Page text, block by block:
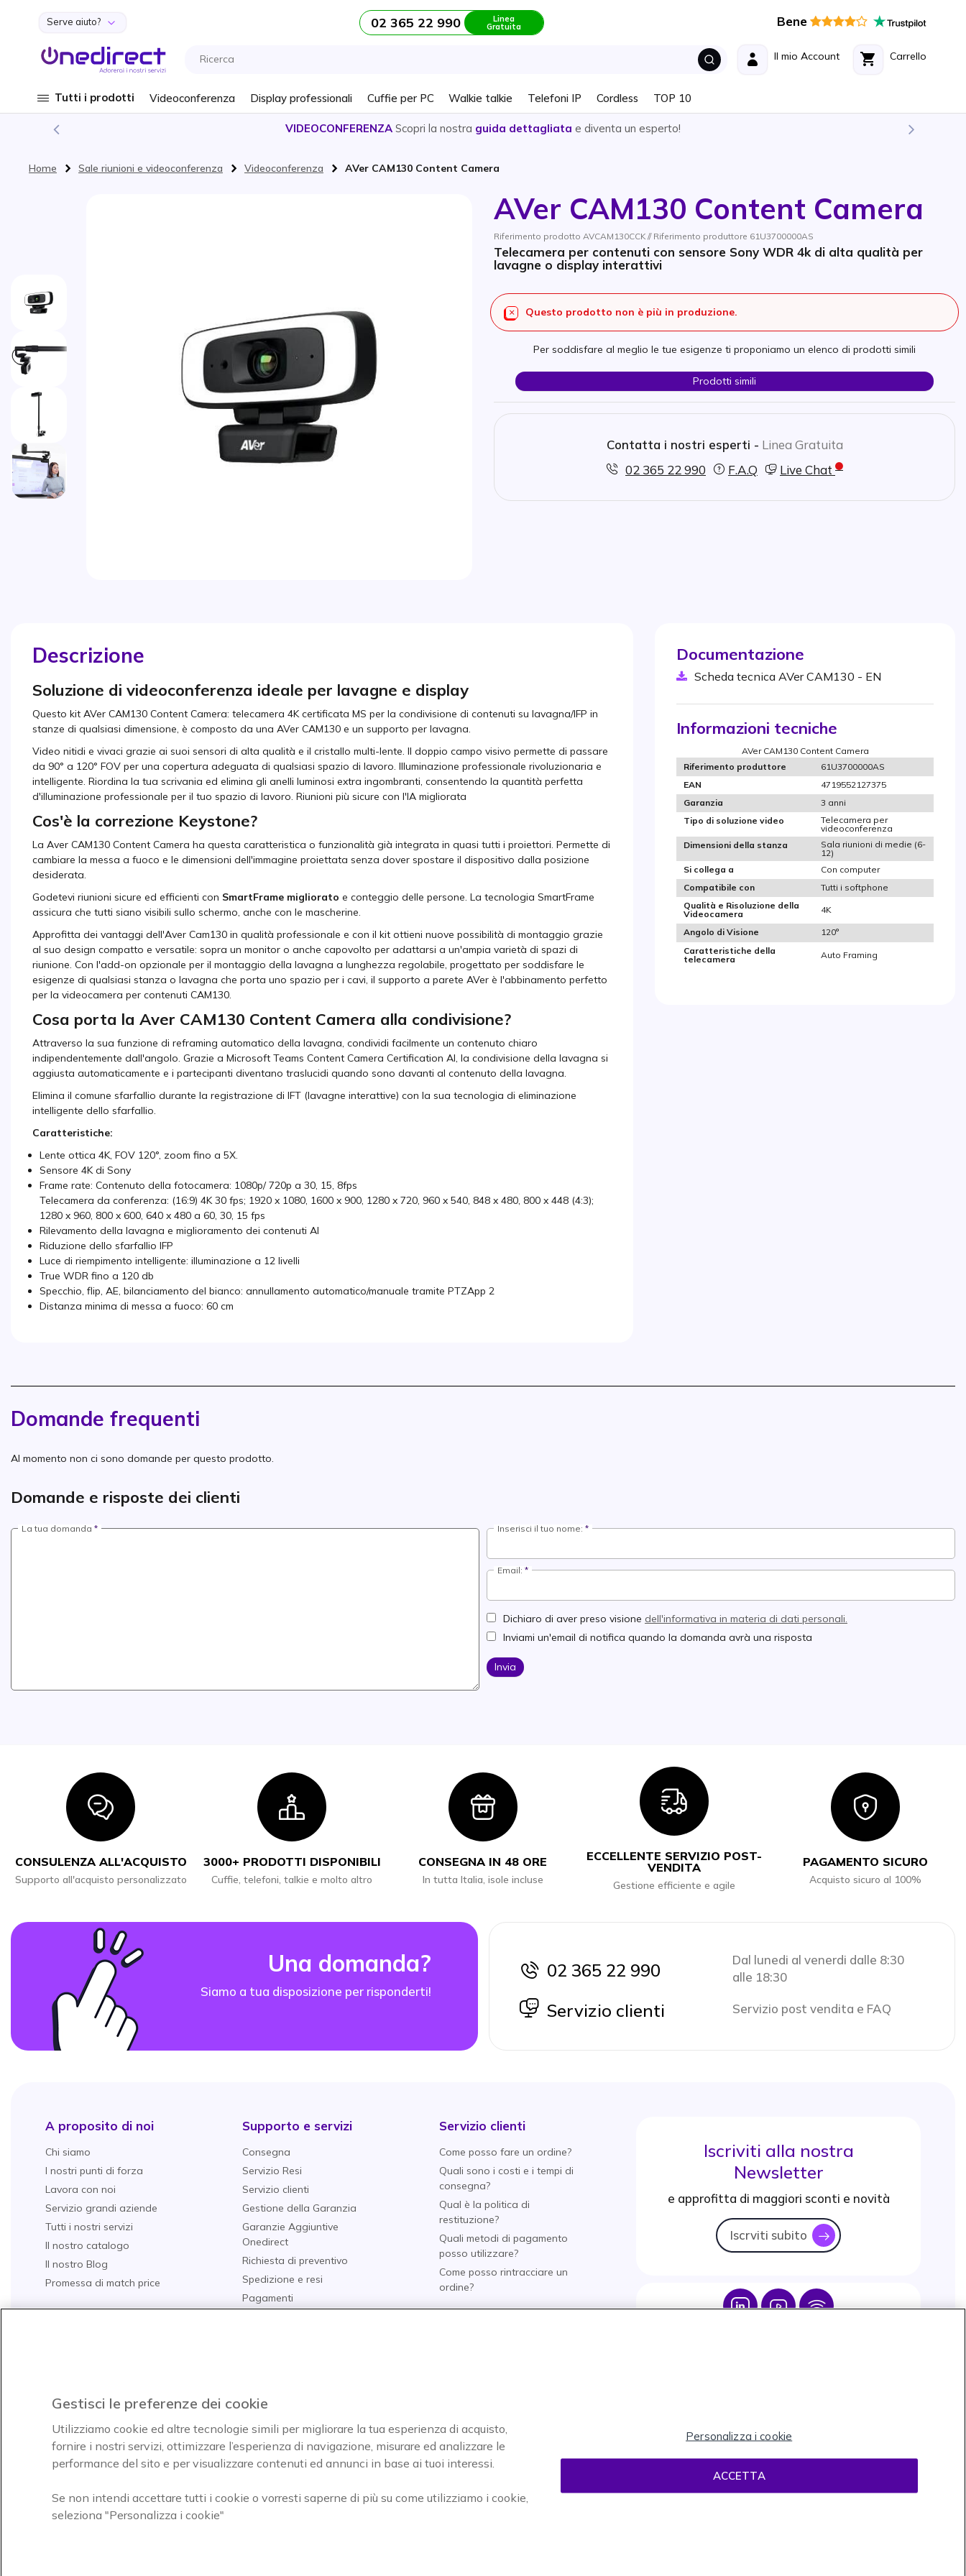
Salta al contenuto
Serve aiuto? 02 365 22 990 Linea
Gratuita Bene
Carrello
Il mio Account
Tutti i prodotti Videoconferenza Display professionali Cuffie per PC Walkie talkie Telefoni IP Cordless TOP 10
VIDEOCONFERENZA Scopri la nostra guida dettagliata e diventa un esperto!
Home Sale riunioni e videoconferenza Videoconferenza AVer CAM130 Content Camera
AVer CAM130 Content Camera
Riferimento prodotto AVCAM130CCK // Riferimento produttore 61U3700000AS
Telecamera per contenuti con sensore Sony WDR 4k di alta qualità per
lavagne o display interattivi
Questo prodotto non è più in produzione.
Per soddisfare al meglio le tue esigenze ti proponiamo un elenco di prodotti simili
Prodotti simili
Contatta i nostri esperti - Linea Gratuita
02 365 22 990
F.A.Q Live Chat
Descrizione
Soluzione di videoconferenza ideale per lavagne e display
Questo kit AVer CAM130 Content Camera: telecamera 4K certificata MS per la condivisione di contenuti su lavagna/IFP in
stanze di qualsiasi dimensione, è composto da una AVer CAM130 e un supporto per lavagna.
Video nitidi e vivaci grazie ai suoi sensori di alta qualità e il cristallo multi-lente. Il doppio campo visivo permette di passare
da 90° a 120° FOV per una copertura adeguata di qualsiasi spazio di lavoro. Illuminazione professionale rivoluzionaria e
intelligente. Riordina la tua scrivania ed elimina gli anelli luminosi extra ingombranti, consentendo la quantità perfetta
d'illuminazione professionale per il tuo spazio di lavoro. Riunioni più sicure con l'IA migliorata
Cos'è la correzione Keystone?
La Aver CAM130 Content Camera ha questa caratteristica o funzionalità già integrata in quasi tutti i proiettori. Permette di
cambiare la messa a fuoco e le dimensioni dell'immagine proiettata senza dover spostare il dispositivo dalla posizione
desiderata.
Godetevi riunioni sicure ed efficienti con SmartFrame migliorato e conteggio delle persone. La tecnologia SmartFrame
assicura che tutti siano visibili sullo schermo, anche con le mascherine.
Approfitta dei vantaggi dell'Aver Cam130 in qualità professionale e con il kit ottieni nuove possibilità di montaggio grazie
al suo design compatto e versatile: sopra un monitor o anche capovolto per adattarsi a un'ampia varietà di spazi di
riunione. Con l'add-on opzionale per il montaggio della lavagna a lunghezza regolabile, progettato per soddisfare le
esigenze di qualsiasi stanza o lavagna che porta uno spazio per i cavi, il supporto a parete AVer è l'abbinamento perfetto
per la videocamera per contenuti CAM130.
Cosa porta la Aver CAM130 Content Camera alla condivisione?
Attraverso la sua funzione di reframing automatico della lavagna, condividi facilmente un contenuto chiaro
indipendentemente dall'angolo. Grazie a Microsoft Teams Content Camera Certification AI, la condivisione della lavagna si
aggiusta automaticamente e i partecipanti diventano traslucidi quando sono davanti al contenuto della lavagna.
Elimina il comune sfarfallio durante la registrazione di IFT (lavagne interattive) con la sua tecnologia di eliminazione
intelligente dello sfarfallio.
Caratteristiche:
Lente ottica 4K, FOV 120°, zoom fino a 5X.
Sensore 4K di Sony
Frame rate: Contenuto della fotocamera: 1080p/ 720p a 30, 15, 8fps
Telecamera da conferenza: (16:9) 4K 30 fps; 1920 x 1080, 1600 x 900, 1280 x 720, 960 x 540, 848 x 480, 800 x 448 (4:3);
1280 x 960, 800 x 600, 640 x 480 a 60, 30, 15 fps
Rilevamento della lavagna e miglioramento dei contenuti AI
Riduzione dello sfarfallio IFP
Luce di riempimento intelligente: illuminazione a 12 livelli
True WDR fino a 120 db
Specchio, flip, AE, bilanciamento del bianco: annullamento automatico/manuale tramite PTZApp 2
Distanza minima di messa a fuoco: 60 cm
Documentazione
Scheda tecnica AVer CAM130 - EN
Informazioni tecniche
AVer CAM130 Content Camera
Riferimento produttore
61U3700000AS
EAN
4719552127375
Garanzia
3 anni
Tipo di soluzione video
Telecamera per
videoconferenza
Dimensioni della stanza
Sala riunioni di medie (6-
12)
Si collega a
Con computer
Compatibile con
Tutti i softphone
Qualità e Risoluzione della
Videocamera
4K
Angolo di Visione
120°
Caratteristiche della
telecamera
Auto Framing
Domande frequenti
Al momento non ci sono domande per questo prodotto.
Domande e risposte dei clienti
La tua domanda Inserisci il tuo nome:
Email:
Dichiaro di aver preso visione dell'informativa in materia di dati personali.
Inviami un'email di notifica quando la domanda avrà una risposta
Invia
Icon
CONSULENZA ALL'ACQUISTO
Supporto all'acquisto personalizzato
Icon
3000+ PRODOTTI DISPONIBILI
Cuffie, telefoni, talkie e molto altro
Icon
CONSEGNA IN 48 ORE
In tutta Italia, isole incluse
Icon
ECCELLENTE SERVIZIO POST-
VENDITA
Gestione efficiente e agile
Icon
PAGAMENTO SICURO
Acquisto sicuro al 100%
Una domanda?
Siamo a tua disposizione per risponderti!
icon
02 365 22 990
Dal lunedi al venerdi dalle 8:30
alle 18:30
icon
Servizio clienti Servizio post vendita e FAQ
A proposito di noi
Chi siamo
I nostri punti di forza
Lavora con noi
Servizio grandi aziende
Tutti i nostri servizi
Il nostro catalogo
Il nostro Blog
Promessa di match price
Supporto e servizi
Consegna
Servizio Resi
Servizio clienti
Gestione della Garanzia
Garanzie Aggiuntive
Onedirect
Richiesta di preventivo
Spedizione e resi
Pagamenti
Servizio clienti
Come posso fare un ordine?
Quali sono i costi e i tempi di
consegna?
Qual è la politica di
restituzione?
Quali metodi di pagamento
posso utilizzare?
Come posso rintracciare un
ordine?
Iscriviti alla nostra
Newsletter
e approfitta di maggiori sconti e novità
Iscrviti subito icon
Icon IconIcon
Icon
Paga facilmente ed in assoluta
sicurezza
Accettiamo
Onedirect, azienda del gruppo INCEPT
Gestisci le preferenze dei cookie
Utilizziamo cookie ed altre tecnologie simili per migliorare la tua esperienza di acquisto,
fornire i nostri servizi, ottimizzare l’esperienza di navigazione, misurare ed analizzare le
performance del sito e per visualizzare contenuti ed annunci in base ai tuoi interessi.
Se non intendi accettare tutti i cookie o vorresti saperne di più su come utilizziamo i cookie,
seleziona "Personalizza i cookie"
Personalizza i cookie
ACCETTA